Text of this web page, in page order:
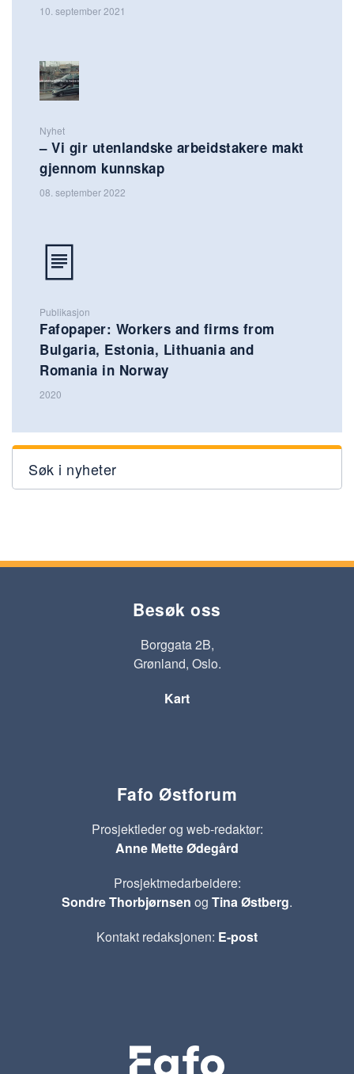
10. september 2021
Nyhet
– Vi gir utenlandske arbeidstakere makt
gjennom kunnskap
08. september 2022
Publikasjon
Fafopaper: Workers and firms from
Bulgaria, Estonia, Lithuania and
Romania in Norway
2020
Søk i nyheter
Besøk oss
Borggata 2B,
Grønland, Oslo.
Kart
Fafo Østforum
Prosjektleder og web-redaktør:
Anne Mette Ødegård
Prosjektmedarbeidere:
Sondre Thorbjørnsen og Tina Østberg.
Kontakt redaksjonen: E-post